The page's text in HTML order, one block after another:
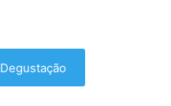
Degustação